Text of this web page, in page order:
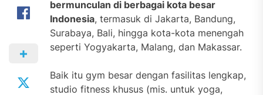
bermunculan di berbagai kota besar
Indonesia, termasuk di Jakarta, Bandung,
Surabaya, Bali, hingga kota-kota menengah
seperti Yogyakarta, Malang, dan Makassar.
Baik itu gym besar dengan fasilitas lengkap,
studio fitness khusus (mis. untuk yoga,